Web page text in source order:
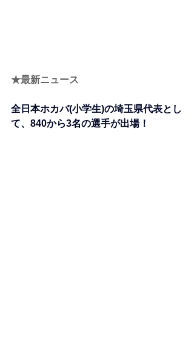
★最新ニュース
全日本ホカバ(小学生)の埼玉県代表とし
て、840から3名の選手が出場！